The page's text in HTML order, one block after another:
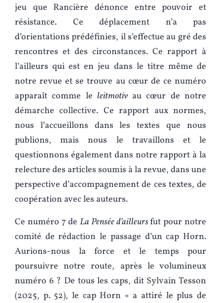
jeu que Rancière dénonce entre pouvoir et
résistance. Ce déplacement n’a pas
d’orientations prédéfinies, il s’effectue au gré des
rencontres et des circonstances. Ce rapport à
l’ailleurs qui est en jeu dans le titre même de
notre revue et se trouve au cœur de ce numéro
apparaît comme le leitmotivau cœur de notre
démarche collective. Ce rapport aux normes,
nous l’accueillons dans les textes que nous
publions, mais nous le travaillons et le
questionnons également dans notre rapport à la
relecture des articles soumis à la revue, dans une
perspective d’accompagnement de ces textes, de
coopération avec les auteurs.
Ce numéro 7 deLa Pensée d’ailleursfut pour notre
comité de rédaction le passage d’un cap Horn.
Aurions-nous la force et le temps pour
poursuivre notre route, après le volumineux
numéro 6 ? De tous les caps, dit Sylvain Tesson
(2025, p. 52), le cap Horn « a attiré le plus de